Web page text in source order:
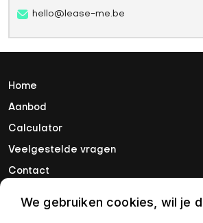
hello@lease-me.be
Home
Aanbod
Calculator
Veelgestelde vragen
Contact
We gebruiken cookies, wil je